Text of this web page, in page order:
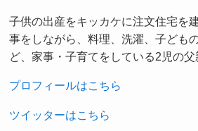
子供の出産をキッカケに注文住宅を
事をしながら、料理、洗濯、子ども
ど、家事・子育てをしている2児の父
プロフィールはこちら
ツイッターはこちら